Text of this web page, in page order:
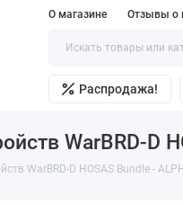
О магазине Отзывы о
Распродажа!
WarBRD-D
WarBRD-D HOSAS Bundle -